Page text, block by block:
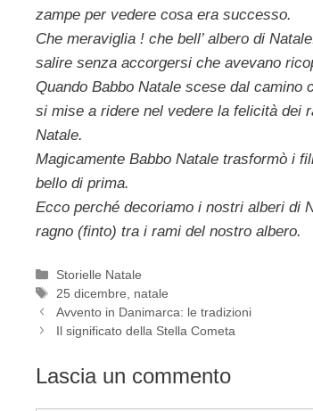
zampe per vedere cosa era successo.
Che meraviglia ! che bell’ albero di
salire senza accorgersi che avevano
Quando Babbo Natale scese dal camino
si mise a ridere nel vedere la felicità dei
Natale.
Magicamente Babbo Natale trasformò i
bello di prima.
Ecco perché decoriamo i nostri alberi di
ragno (finto) tra i rami del nostro albero.
Categorie
Storielle Natale
Tag
25 dicembre
natale
Avvento in Danimarca: le tradizioni
Il significato della Stella Cometa
Lascia un commento